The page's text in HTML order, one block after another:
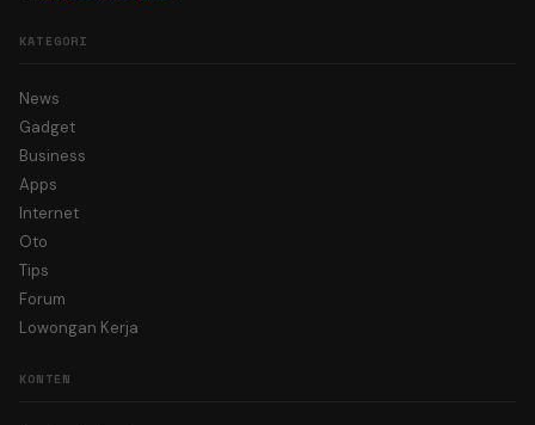
KATEGORI
News
Gadget
Business
Apps
Internet
Oto
Tips
Forum
Lowongan Kerja
KONTEN